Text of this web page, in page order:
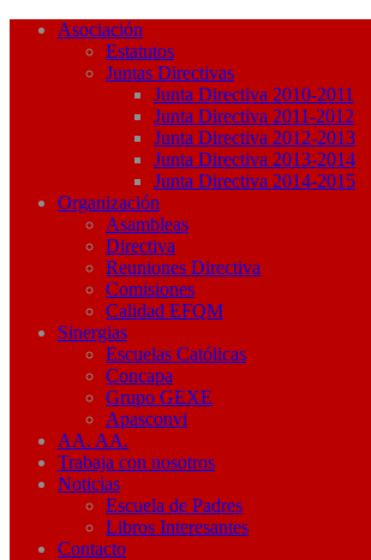
Asociación
Estatutos
Juntas Directivas
Junta Directiva 2010-2011
Junta Directiva 2011-2012
Junta Directiva 2012-2013
Junta Directiva 2013-2014
Junta Directiva 2014-2015
Organización
Asambleas
Directiva
Reuniones Directiva
Comisiones
Calidad EFQM
Sinergias
Escuelas Católicas
Concapa
Grupo GEXE
Apasconvi
AA. AA.
Trabaja con nosotros
Noticias
Escuela de Padres
Libros Interesantes
Contacto